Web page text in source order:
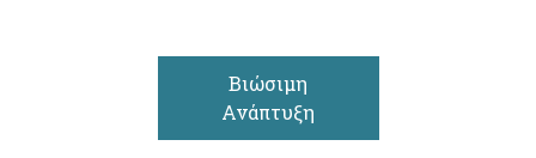
Βιώσιμη
Ανάπτυξη